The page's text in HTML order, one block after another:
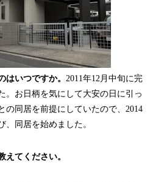
はいつですか。 2011年12月中旬に完
。お日柄を気にして大安の日に引っ
の同居を前提にしていたので、2014
、同居を始めました。
えてください。